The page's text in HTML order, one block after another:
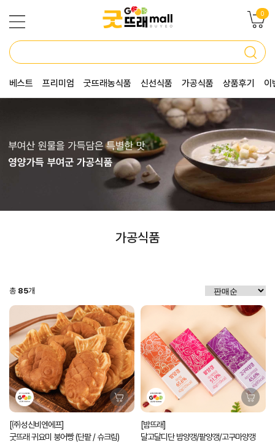
0
베스트 프리미엄 굿뜨래농식품 신선식품 가공식품 상품후기 이
가공식품
총 85개
[㈜성신비엔에프]
굿뜨래 귀요미 붕어빵 (단팥 / 슈크림)
[밤뜨래]
달고달디단 밤양갱/팥양갱/고구마양갱